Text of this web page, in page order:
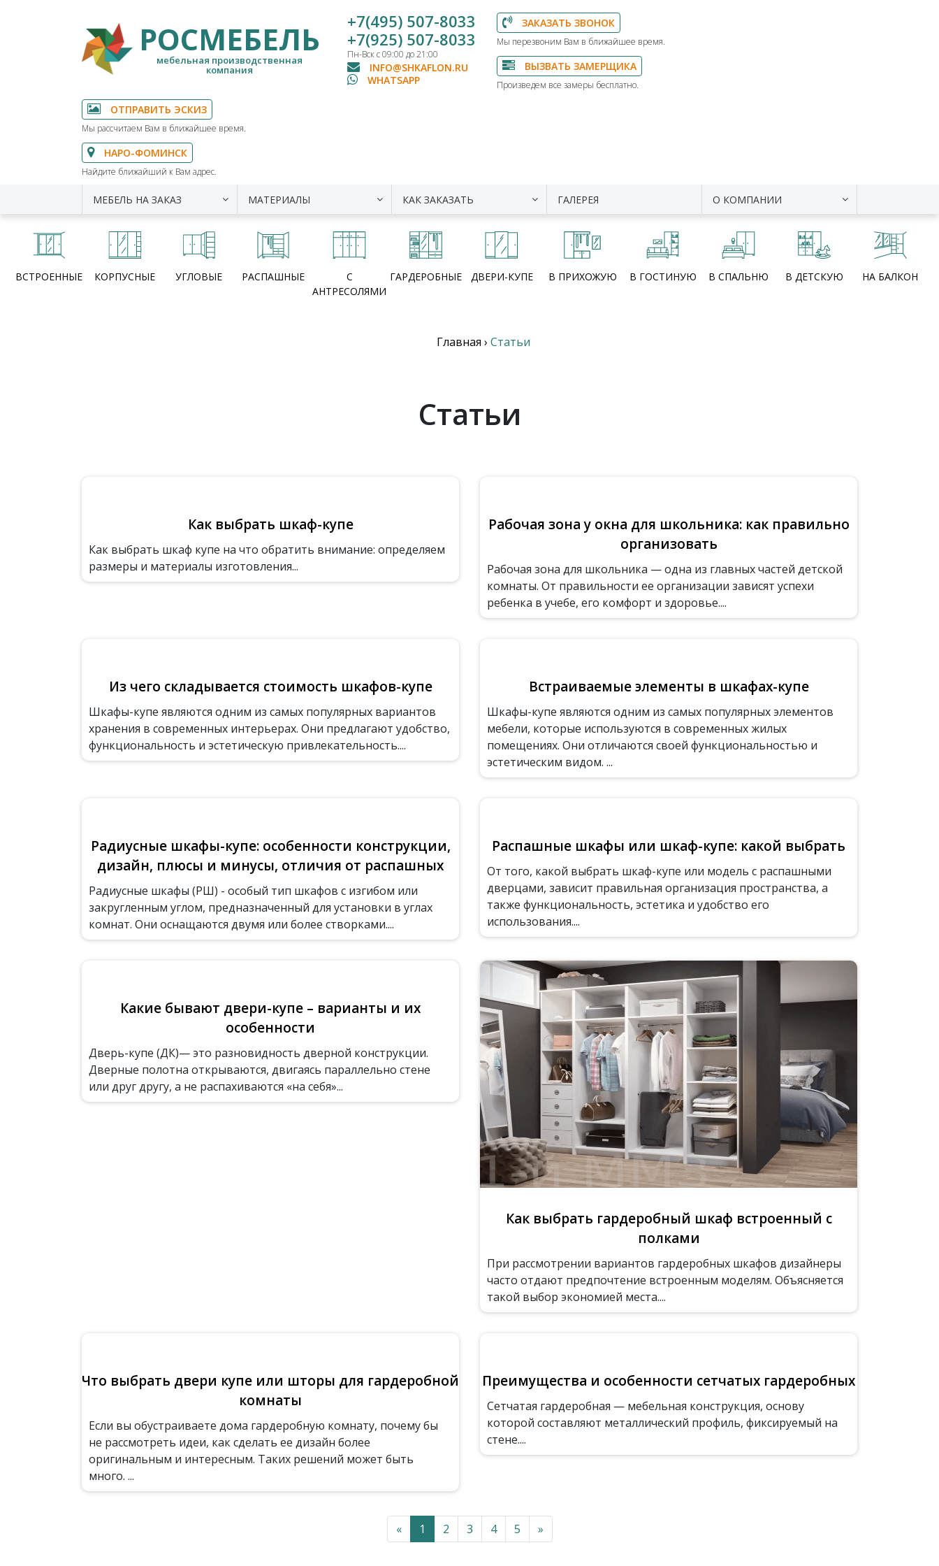
РОСМЕБЕЛЬ
мебельная производственная
компания
+7(495) 507-8033
+7(925) 507-8033
Пн-Вск с 09:00 до 21:00
INFO@SHKAFLON.RU
WHATSAPP
ЗАКАЗАТЬ ЗВОНОК
Мы перезвоним Вам в ближайшее время.
ВЫЗВАТЬ ЗАМЕРЩИКА
Произведем все замеры бесплатно.
ОТПРАВИТЬ ЭСКИЗ
Мы рассчитаем Вам в ближайшее время.
НАРО-ФОМИНСК
Найдите ближайший к Вам адрес.
МЕБЕЛЬ НА ЗАКАЗ МАТЕРИАЛЫ КАК ЗАКАЗАТЬ ГАЛЕРЕЯ О КОМПАНИИ
ВСТРОЕННЫЕ КОРПУСНЫЕ УГЛОВЫЕ РАСПАШНЫЕ
С
АНТРЕСОЛЯМИ
ГАРДЕРОБНЫЕ ДВЕРИ-КУПЕ В ПРИХОЖУЮ В ГОСТИНУЮ В СПАЛЬНЮ В ДЕТСКУЮ НА БАЛКОН
Главная › Статьи
Статьи
Как выбрать шкаф-купе
Как выбрать шкаф купе на что обратить внимание: определяем
размеры и материалы изготовления...
Рабочая зона у окна для школьника: как правильно
организовать
Рабочая зона для школьника — одна из главных частей детской
комнаты. От правильности ее организации зависят успехи
ребенка в учебе, его комфорт и здоровье....
Из чего складывается стоимость шкафов-купе
Шкафы-купе являются одним из самых популярных вариантов
хранения в современных интерьерах. Они предлагают удобство,
функциональность и эстетическую привлекательность....
Встраиваемые элементы в шкафах-купе
Шкафы-купе являются одним из самых популярных элементов
мебели, которые используются в современных жилых
помещениях. Они отличаются своей функциональностью и
эстетическим видом. ...
Радиусные шкафы-купе: особенности конструкции,
дизайн, плюсы и минусы, отличия от распашных
Радиусные шкафы (РШ) - особый тип шкафов с изгибом или
закругленным углом, предназначенный для установки в углах
комнат. Они оснащаются двумя или более створками....
Распашные шкафы или шкаф-купе: какой выбрать
От того, какой выбрать шкаф-купе или модель с распашными
дверцами, зависит правильная организация пространства, а
также функциональность, эстетика и удобство его
использования....
Какие бывают двери-купе – варианты и их
особенности
Дверь-купе (ДК)— это разновидность дверной конструкции.
Дверные полотна открываются, двигаясь параллельно стене
или друг другу, а не распахиваются «на себя»...
Как выбрать гардеробный шкаф встроенный с
полками
При рассмотрении вариантов гардеробных шкафов дизайнеры
часто отдают предпочтение встроенным моделям. Объясняется
такой выбор экономией места....
Что выбрать двери купе или шторы для гардеробной
комнаты
Если вы обустраиваете дома гардеробную комнату, почему бы
не рассмотреть идеи, как сделать ее дизайн более
оригинальным и интересным. Таких решений может быть
много. ...
Преимущества и особенности сетчатых гардеробных
Сетчатая гардеробная — мебельная конструкция, основу
которой составляют металлический профиль, фиксируемый на
стене....
« 1 2 3 4 5 »